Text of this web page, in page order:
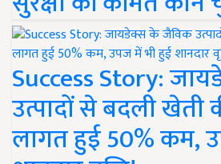
Success Story:
उत्पादों से बदली खेती
लागत हुई 50% कम,